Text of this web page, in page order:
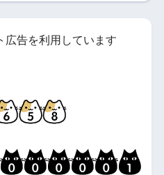
広告を利用しています